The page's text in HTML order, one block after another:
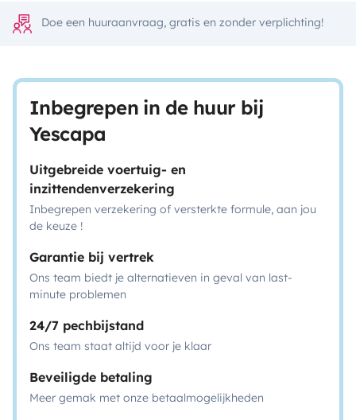
Doe een huuraanvraag, gratis en zonder verplichting!
Inbegrepen in de huur bij
Yescapa
Uitgebreide voertuig- en
inzittendenverzekering
Inbegrepen verzekering of versterkte formule, aan jou
de keuze !
Garantie bij vertrek
Ons team biedt je alternatieven in geval van last-
minute problemen
24/7 pechbijstand
Ons team staat altijd voor je klaar
Beveiligde betaling
Meer gemak met onze betaalmogelijkheden